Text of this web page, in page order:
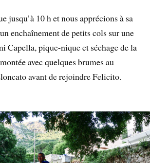
10 h et nous apprécions à sa
enchaînement de petits cols sur une
Capella, pique-nique et séchage de la
avec quelques brumes au
avant de rejoindre Felicito.